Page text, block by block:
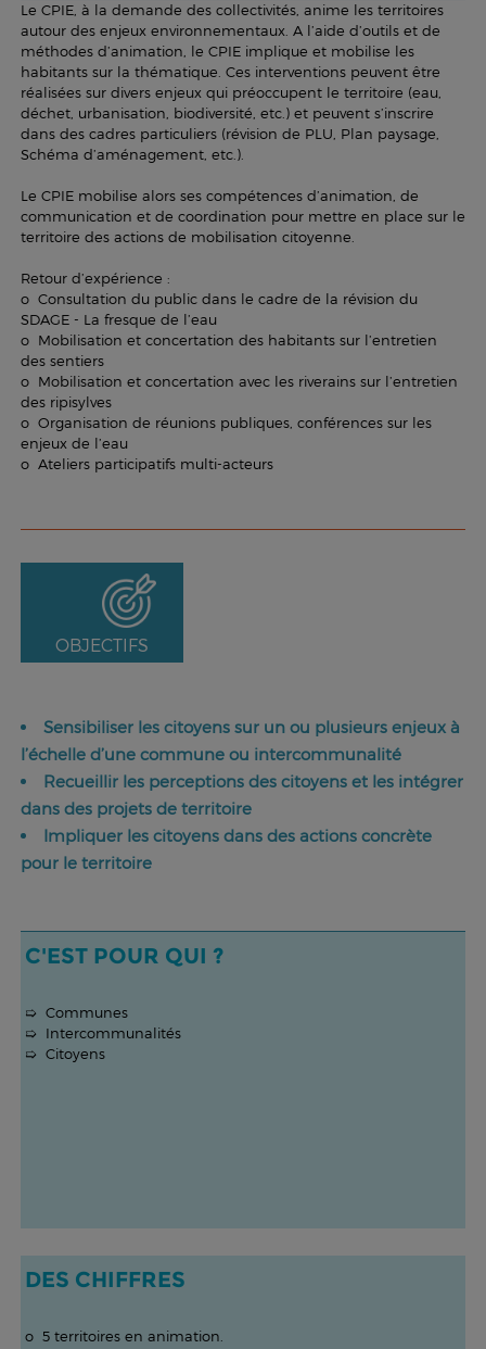
Le CPIE, à la demande des collectivités, anime les territoires
autour des enjeux environnementaux. A l’aide d’outils et de
méthodes d’animation, le CPIE implique et mobilise les
habitants sur la thématique. Ces interventions peuvent être
réalisées sur divers enjeux qui préoccupent le territoire (eau,
déchet, urbanisation, biodiversité, etc.) et peuvent s’inscrire
dans des cadres particuliers (révision de PLU, Plan paysage,
Schéma d’aménagement, etc.).
Le CPIE mobilise alors ses compétences d’animation, de
communication et de coordination pour mettre en place sur le
territoire des actions de mobilisation citoyenne.
Retour d’expérience :
o Consultation du public dans le cadre de la révision du
SDAGE - La fresque de l’eau
o Mobilisation et concertation des habitants sur l’entretien
des sentiers
o Mobilisation et concertation avec les riverains sur l’entretien
des ripisylves
o Organisation de réunions publiques, conférences sur les
enjeux de l’eau
o Ateliers participatifs multi-acteurs
OBJECTIFS
Sensibiliser les citoyens sur un ou plusieurs enjeux à
l’échelle d’une commune ou intercommunalité
Recueillir les perceptions des citoyens et les intégrer
dans des projets de territoire
Impliquer les citoyens dans des actions concrète
pour le territoire
C'EST POUR QUI ?
➯ Communes
➯ Intercommunalités
➯ Citoyens
DES CHIFFRES
o 5 territoires en animation.